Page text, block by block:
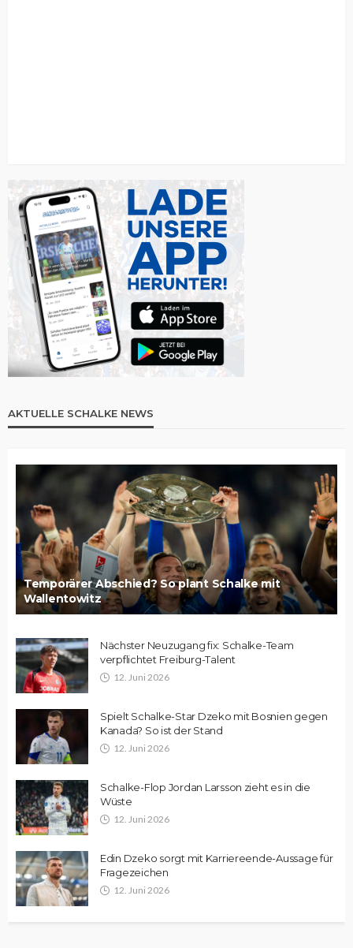
AKTUELLE SCHALKE NEWS
Temporärer Abschied? So plant Schalke mit
Wallentowitz
Nächster Neuzugang fix: Schalke-Team
verpflichtet Freiburg-Talent
12. Juni 2026
Spielt Schalke-Star Dzeko mit Bosnien gegen
Kanada? So ist der Stand
12. Juni 2026
Schalke-Flop Jordan Larsson zieht es in die
Wüste
12. Juni 2026
Edin Dzeko sorgt mit Karriereende-Aussage für
Fragezeichen
12. Juni 2026